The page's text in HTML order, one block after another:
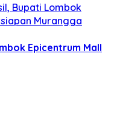
Bupati Lombok
Murangga
Epicentrum Mall